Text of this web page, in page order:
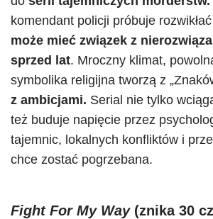
komendant policji próbuje
może mieć związek z
sprzed lat. Mroczny klimat,
symbolika religijna tworzą z
z ambicjami. Serial nie tylko
też buduje napięcie przez
tajemnic, lokalnych konfliktów i
chce zostać pogrzebana.
Fight For My Way (znika 30